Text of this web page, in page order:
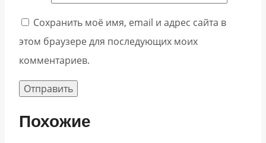
Сохранить моё имя, email и адрес сайта в
этом браузере для последующих моих
комментариев.
Похожие